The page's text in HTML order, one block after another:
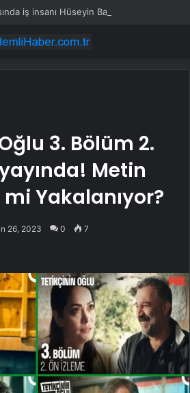
3. Bölüm 2.
Metin
mi Yakalanıyor?
26, 2023 0 7